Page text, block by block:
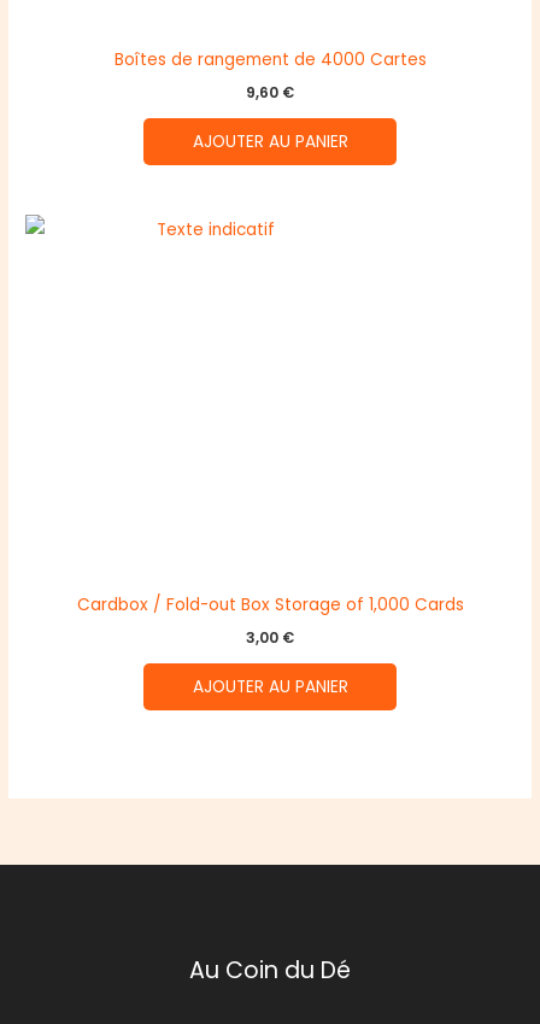
Boîtes de rangement de 4000 Cartes
9,60 €
AJOUTER AU PANIER
Cardbox / Fold-out Box Storage of 1,000 Cards
3,00 €
AJOUTER AU PANIER
Au Coin du Dé